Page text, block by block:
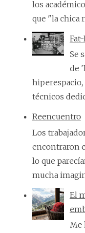
los
que "la chica
Se
de
técnicos
Reencuentro
Los
encontraron
lo que
mucha
El
Me